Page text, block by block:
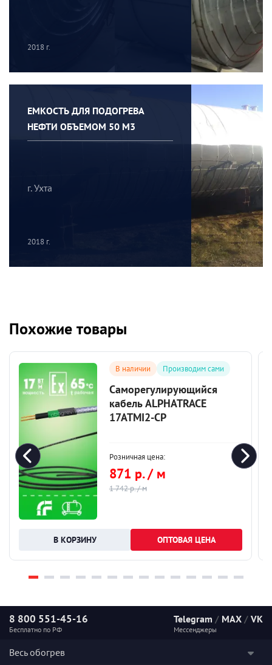
2018 г.
ЕМКОСТЬ ДЛЯ ПОДОГРЕВА
НЕФТИ ОБЪЕМОМ 50 М3
г. Ухта
2018 г.
Похожие товары
В наличии Производим сами
Саморегулирующийся
кабель ALPHATRACE
17ATMI2-CP
Розничная цена:
871 р. / м
1 742 р. / м
ОПТОВАЯ ЦЕНА
8 800 551-45-16
Бесплатно по РФ
Telegram / MAX / VK
Мессенджеры
Весь обогрев